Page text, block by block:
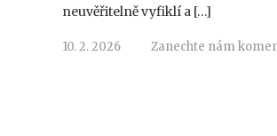
neuvěřitelně vyfiklí a […]
10. 2. 2026 Zanechte nám